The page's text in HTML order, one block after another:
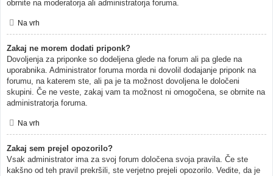
obrnite na moderatorja ali administratorja foruma.
Na vrh
Zakaj ne morem dodati priponk?
Dovoljenja za priponke so dodeljena glede na forum ali pa glede na
uporabnika. Administrator foruma morda ni dovolil dodajanje priponk na
forumu, na katerem ste, ali pa je ta možnost dovoljena le določeni
skupini. Če ne veste, zakaj vam ta možnost ni omogočena, se obrnite na
administratorja foruma.
Na vrh
Zakaj sem prejel opozorilo?
Vsak administrator ima za svoj forum določena svoja pravila. Če ste
kakšno od teh pravil prekršili, ste verjetno prejeli opozorilo. Vedite, da je